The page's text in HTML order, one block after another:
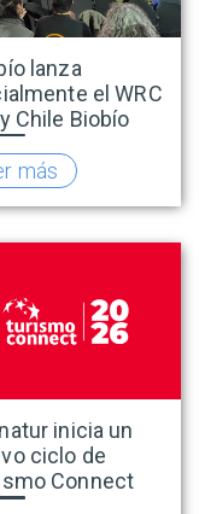
lanza
el WRC
Chile Biobío
con 141
al Sello
más
inicia un
ciclo de
Connect
fortalecer la